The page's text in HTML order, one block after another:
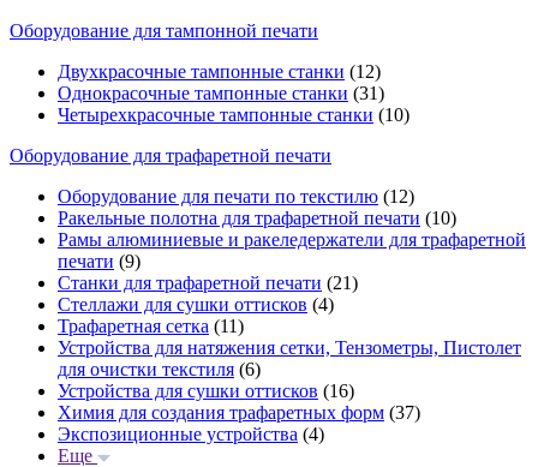
Оборудование для тампонной печати
Двухкрасочные тампонные станки (12)
Однокрасочные тампонные станки (31)
Четырехкрасочные тампонные станки (10)
Оборудование для трафаретной печати
Оборудование для печати по текстилю (12)
Ракельные полотна для трафаретной печати (10)
Рамы алюминиевые и ракеледержатели для трафаретной
печати (9)
Станки для трафаретной печати (21)
Стеллажи для сушки оттисков (4)
Трафаретная сетка (11)
Устройства для натяжения сетки, Тензометры, Пистолет
для очистки текстиля (6)
Устройства для сушки оттисков (16)
Химия для создания трафаретных форм (37)
Экспозиционные устройства (4)
Еще